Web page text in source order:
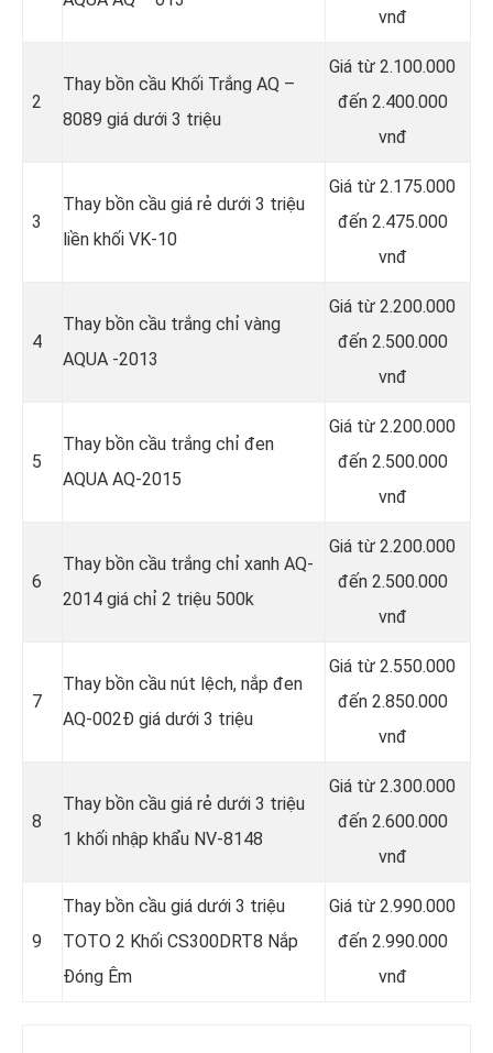
vnđ
2
Thay bồn cầu Khối Trắng AQ –
8089 giá dưới 3 triệu
Giá từ 2.100.000
đến 2.400.000
vnđ
3
Thay bồn cầu giá rẻ dưới 3 triệu
liền khối VK-10
Giá từ 2.175.000
đến 2.475.000
vnđ
4
Thay bồn cầu trắng chỉ vàng
AQUA -2013
Giá từ 2.200.000
đến 2.500.000
vnđ
5
Thay bồn cầu trắng chỉ đen
AQUA AQ-2015
Giá từ 2.200.000
đến 2.500.000
vnđ
6
Thay bồn cầu trắng chỉ xanh AQ-
2014 giá chỉ 2 triệu 500k
Giá từ 2.200.000
đến 2.500.000
vnđ
7
Thay bồn cầu nút lệch, nắp đen
AQ-002Đ giá dưới 3 triệu
Giá từ 2.550.000
đến 2.850.000
vnđ
8
Thay bồn cầu giá rẻ dưới 3 triệu
1 khối nhập khẩu NV-8148
Giá từ 2.300.000
đến 2.600.000
vnđ
9
Thay bồn cầu giá dưới 3 triệu
TOTO 2 Khối CS300DRT8 Nắp
Đóng Êm
Giá từ 2.990.000
đến 2.990.000
vnđ